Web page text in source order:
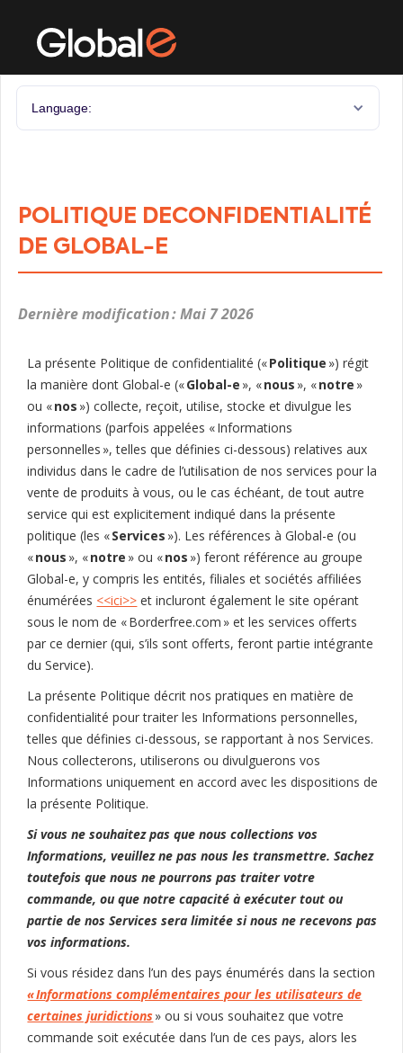
Language:
POLITIQUE DECONFIDENTIALITÉ
DE GLOBAL-E
Dernière modification : Mai 7 2026
La présente Politique de confidentialité («Politique ») régit
la manière dont Global-e («Global-e », «nous », «notre »
ou «nos ») collecte, reçoit, utilise, stocke et divulgue les
informations (parfois appelées « Informations
personnelles », telles que définies ci-dessous) relatives aux
individus dans le cadre de l’utilisation de nos services pour la
vente de produits à vous, ou le cas échéant, de tout autre
service qui est explicitement indiqué dans la présente
politique (les «Services »). Les références à Global-e (ou
«nous », «notre » ou «nos ») feront référence au groupe
Global-e, y compris les entités, filiales et sociétés affiliées
énumérées <<ici>> et incluront également le site opérant
sous le nom de « Borderfree.com » et les services offerts
par ce dernier (qui, s’ils sont offerts, feront partie intégrante
du Service).
La présente Politique décrit nos pratiques en matière de
confidentialité pour traiter les Informations personnelles,
telles que définies ci-dessous, se rapportant à nos Services.
Nous collecterons, utiliserons ou divulguerons vos
Informations uniquement en accord avec les dispositions de
la présente Politique.
Si vous ne souhaitez pas que nous collections vos
Informations, veuillez ne pas nous les transmettre. Sachez
toutefois que nous ne pourrons pas traiter votre
commande, ou que notre capacité à exécuter tout ou
partie de nos Services sera limitée si nous ne recevons pas
vos informations.
Si vous résidez dans l’un des pays énumérés dans la section
« Informations complémentaires pour les utilisateurs de
certaines juridictions » ou si vous souhaitez que votre
commande soit exécutée dans l’un de ces pays, alors les